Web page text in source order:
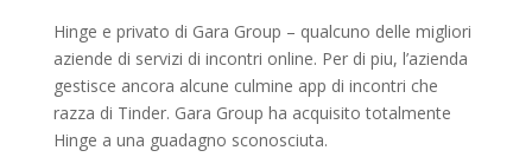
Hinge e privato di Gara Group – qualcuno delle migliori
aziende di servizi di incontri online. Per di piu, l’azienda
gestisce ancora alcune culmine app di incontri che
razza di Tinder. Gara Group ha acquisito totalmente
Hinge a una guadagno sconosciuta.